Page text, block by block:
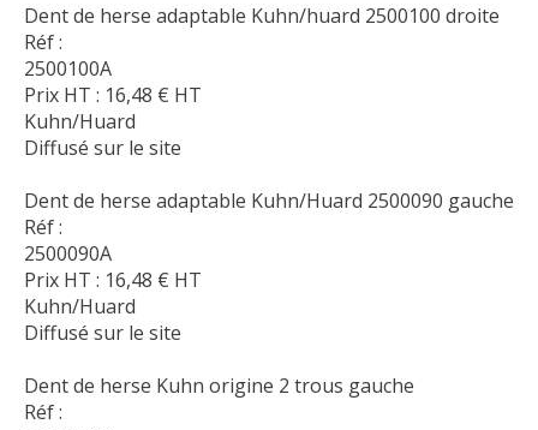
Dent de herse adaptable Kuhn/huard 2500100 droite
Réf :
2500100A
Prix HT : 16,48 € HT
Kuhn/Huard
Diffusé sur le site
Dent de herse adaptable Kuhn/Huard 2500090 gauche
Réf :
2500090A
Prix HT : 16,48 € HT
Kuhn/Huard
Diffusé sur le site
Dent de herse Kuhn origine 2 trous gauche
Réf :